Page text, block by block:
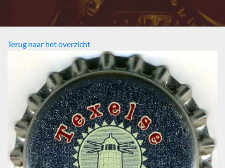
Terug naar het overzicht